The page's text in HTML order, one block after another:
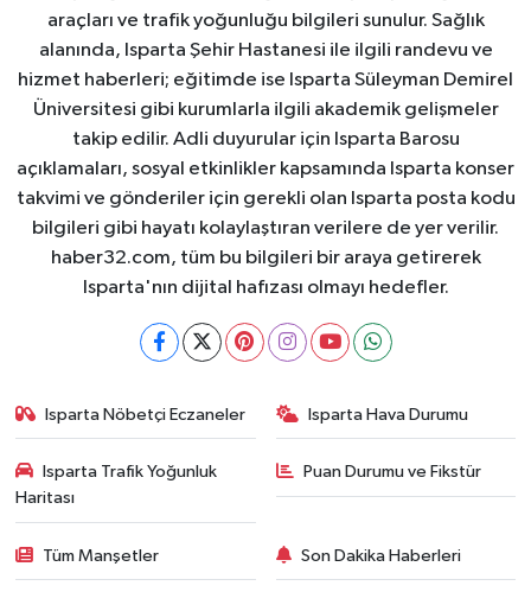
araçları ve trafik yoğunluğu bilgileri sunulur. Sağlık
alanında, Isparta Şehir Hastanesi ile ilgili randevu ve
hizmet haberleri; eğitimde ise Isparta Süleyman Demirel
Üniversitesi gibi kurumlarla ilgili akademik gelişmeler
takip edilir. Adli duyurular için Isparta Barosu
açıklamaları, sosyal etkinlikler kapsamında Isparta konser
takvimi ve gönderiler için gerekli olan Isparta posta kodu
bilgileri gibi hayatı kolaylaştıran verilere de yer verilir.
haber32.com, tüm bu bilgileri bir araya getirerek
Isparta'nın dijital hafızası olmayı hedefler.
Isparta Nöbetçi Eczaneler Isparta Hava Durumu
Isparta Trafik Yoğunluk
Haritası
Puan Durumu ve Fikstür
Tüm Manşetler Son Dakika Haberleri